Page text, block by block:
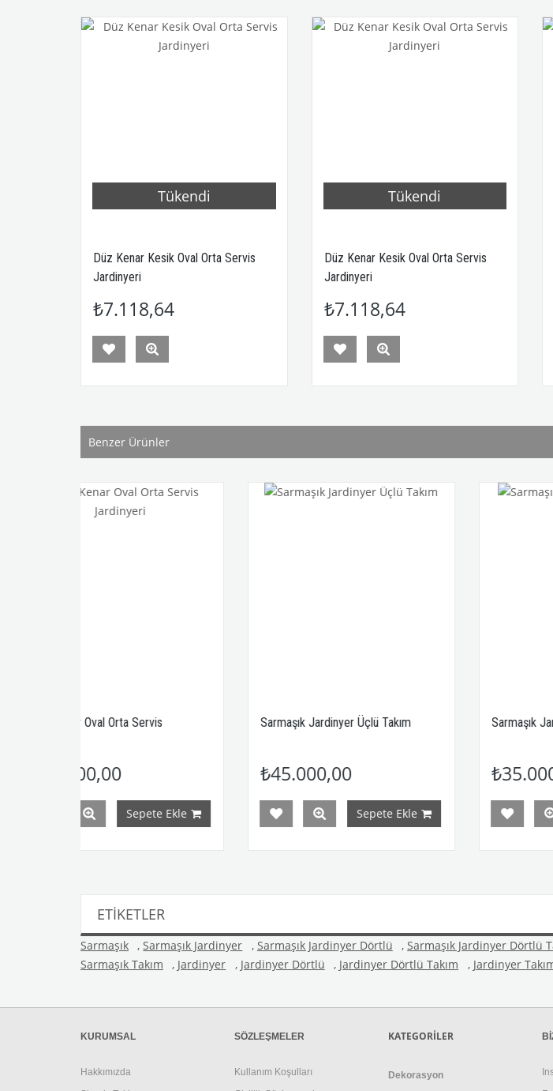
Tükendi
Düz Kenar Kesik Oval Orta Servis
Jardinyeri
₺7.118,64
Tükendi
Düz Kenar Kesik Oval Orta Servis
Jardinyeri
₺7.118,64
Benzer Ürünler
Sarmaşık Jardinyer Üçlü Takım
Sepete Ekle
Sarmaşık Jardinyer İkili Takım
Sepete Ekle
ETIKETLER
Sarmaşık , Sarmaşık Jardinyer , Sarmaşık Jardinyer Dörtlü , Sarmaşık Jardinyer Dörtlü
Sarmaşık Takım
, Jardinyer , Jardinyer Dörtlü , Jardinyer Dörtlü Takım , Jardinyer
KURUMSAL
Hakkımızda
SÖZLEŞMELER
Kullanım Koşulları
KATEGORİLER
Dekorasyon